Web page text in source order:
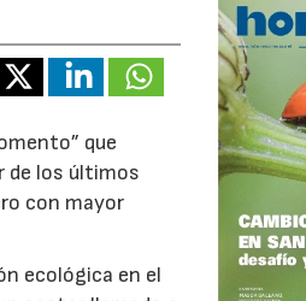
que
de los últimos
con mayor
ecológica en el